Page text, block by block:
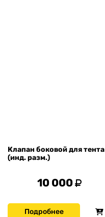
Клапан боковой для тента
(инд. разм.)
10 000
Подробнее